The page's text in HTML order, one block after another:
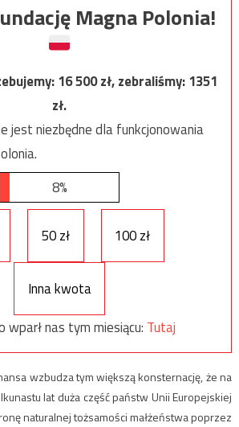
Magna Polonia!
16 500zł, zebraliśmy:1351
zł.
jest niezbędne dla funkcjonowania
8%
50 zł 100 zł
Inna kwota
wparł nas tym miesiącu: Tutaj
wzbudza tym większą konsternację, że na
lat duża część państw Unii Europejskiej
naturalnej tożsamości małżeństwa poprzez